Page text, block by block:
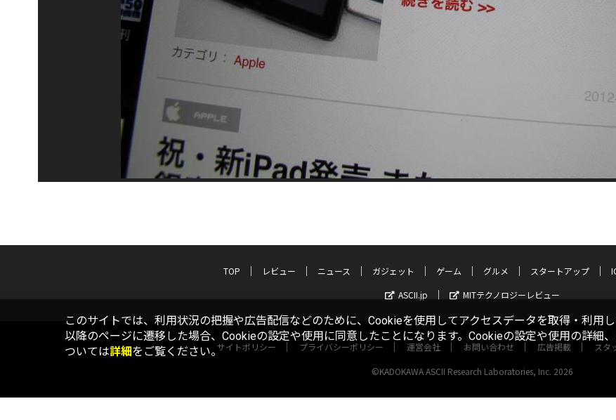
TOP レビュー ニュース ガジェット ゲーム グルメ スタートアップ
ASCII.jp
MITテクノロジーレビュー
サイトポリシー プライバシーポリシー 運営会社 お問い合わせ 広告掲載 スタ
©KADOKAWA ASCII Research Laboratories, Inc. 2026
このサイトでは、利用状況の把握や広告配信などのために、Cookieを使用してアクセスデータを取得・利用
以降のページに遷移した場合、Cookieの設定や使用に同意したことになります。Cookieの設定や使用の詳細
ついては詳細をご覧ください。